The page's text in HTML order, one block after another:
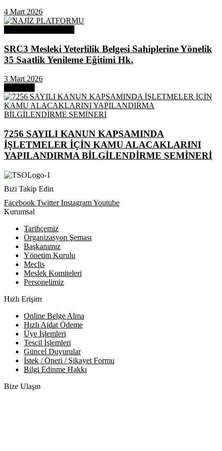
4 Mart 2026
SRC3 Mesleki Yeterlilik Belgesi Sahiplerine Yönelik
35 Saatlik Yenileme Eğitimi Hk.
3 Mart 2026
7256 SAYILI KANUN KAPSAMINDA
İŞLETMELER İÇİN KAMU ALACAKLARINI
YAPILANDIRMA BİLGİLENDİRME SEMİNERİ
Bizi Takip Edin
Facebook Twitter InstagramYoutube
Kurumsal
Tarihçemiz
Organizasyon Şeması
Başkanımız
Yönetim Kurulu
Meclis
Meslek Komiteleri
Personelimiz
Hızlı Erişim
Online Belge Alma
Hızlı Aidat Ödeme
Üye İşlemleri
Tescil İşlemleri
Güncel Duyurular
İstek / Öneri / Şikayet Formu
Bilgi Edinme Hakkı
Bize Ulaşın